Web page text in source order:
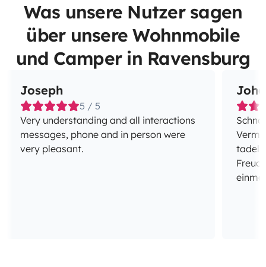
Was unsere Nutzer sagen
über unsere Wohnmobile
und Camper in Ravensburg
Joseph
5 / 5
Very understanding and all interactions
messages, phone and in person were
very pleasant.
Vermietung. Das